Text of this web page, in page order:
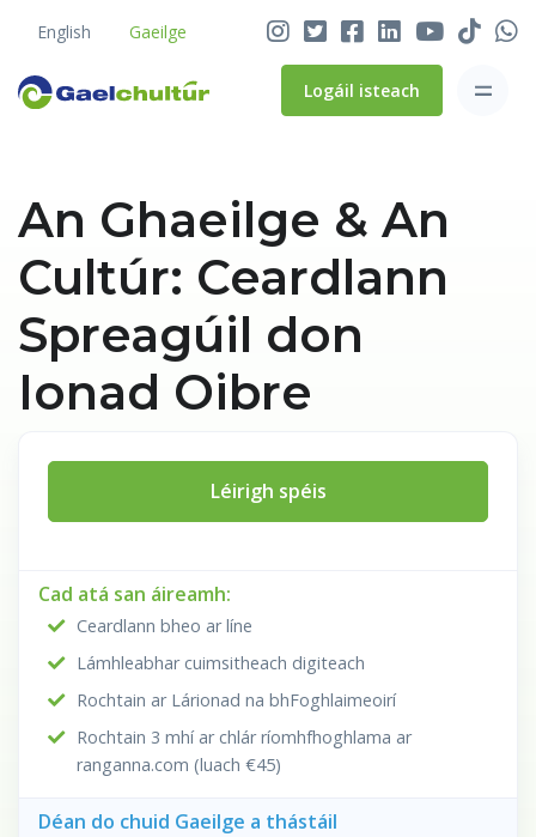
English Gaeilge
Logáil isteach
An Ghaeilge & An
Cultúr: Ceardlann
Spreagúil don
Ionad Oibre
Léirigh spéis
Cad atá san áireamh:
Ceardlann bheo ar líne
Lámhleabhar cuimsitheach digiteach
Rochtain ar Lárionad na bhFoghlaimeoirí
Rochtain 3 mhí ar chlár ríomhfhoghlama ar
ranganna.com (luach €45)
Déan do chuid Gaeilge a thástáil